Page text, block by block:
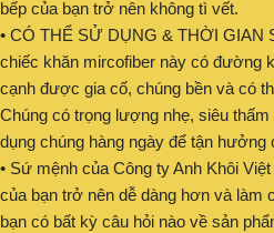
bếp của bạn trở nên không tì vết.
• CÓ THỂ SỬ DỤNG & THỜI GIAN
chiếc khăn mircofiber này có đường
cạnh được gia cố, chúng bền và có
Chúng có trọng lượng nhẹ, siêu
dụng chúng hàng ngày để tận
• Sứ mệnh của Công ty Anh Khôi
của bạn trở nên dễ dàng hơn và làm
bạn có bất kỳ câu hỏi nào về sản